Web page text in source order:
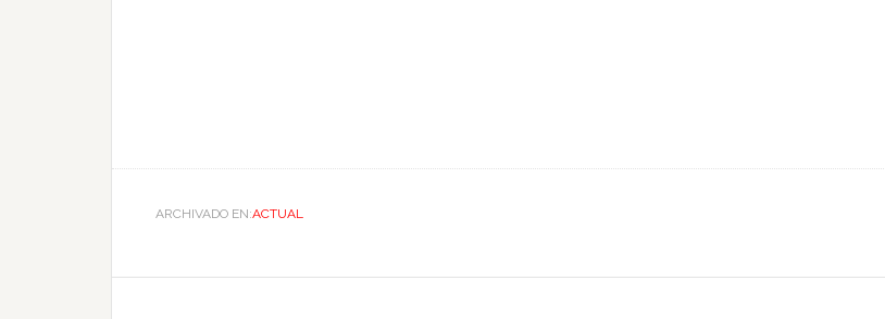
ARCHIVADO EN:ACTUAL